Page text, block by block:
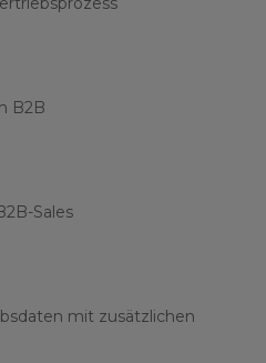
B2B
Sales
mit zusätzlichen